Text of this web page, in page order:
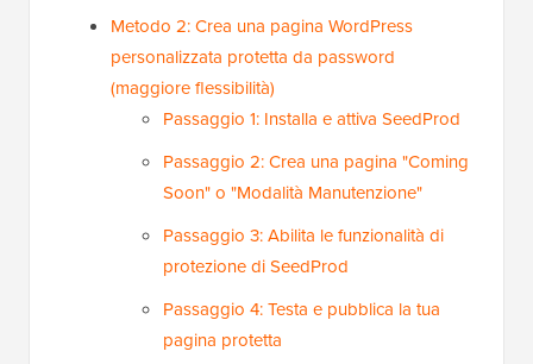
Metodo 2: Crea una pagina WordPress
personalizzata protetta da password
(maggiore flessibilità)
Passaggio 1: Installa e attiva SeedProd
Passaggio 2: Crea una pagina "Coming
Soon" o "Modalità Manutenzione"
Passaggio 3: Abilita le funzionalità di
protezione di SeedProd
Passaggio 4: Testa e pubblica la tua
pagina protetta